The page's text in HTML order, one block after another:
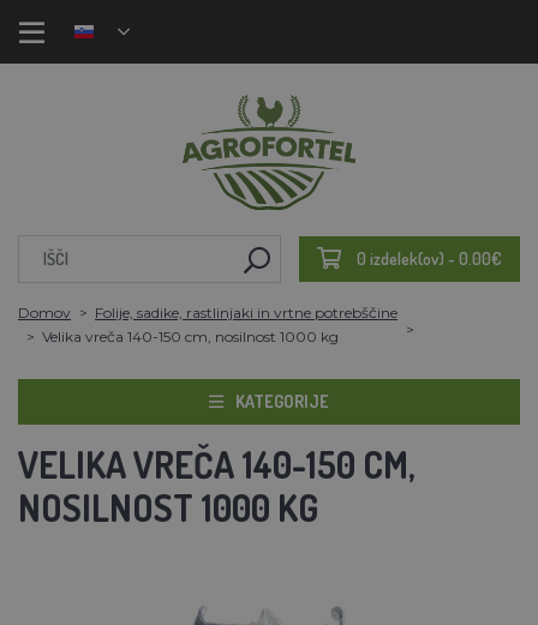
0 izdelek(ov) - 0.00€
Domov
Folije, sadike, rastlinjaki in vrtne potrebščine
Velika vreča 140-150 cm, nosilnost 1000 kg
KATEGORIJE
VELIKA VREČA 140-150 CM,
NOSILNOST 1000 KG